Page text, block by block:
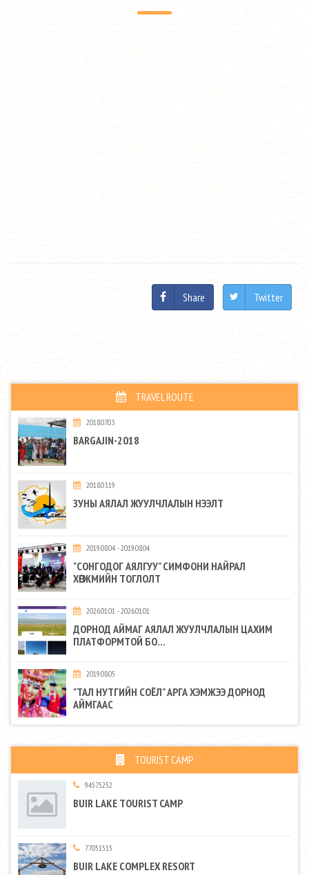
Share Twitter
TRAVEL ROUTE
2018.07.03
BARGAJIN-2018
2018.03.19
ЗУНЫ АЯЛАЛ ЖУУЛЧЛАЛЫН НЭЭЛТ
2019.08.04 - 2019.08.04
"СОНГОДОГ АЯЛГУУ" СИМФОНИ НАЙРАЛ
ХӨГЖМИЙН ТОГЛОЛТ
2026.01.01 - 2026.01.01
ДОРНОД АЙМАГ АЯЛАЛ ЖУУЛЧЛАЛЫН ЦАХИМ
ПЛАТФОРМТОЙ БО...
2019.08.05
"ТАЛ НУТГИЙН СОЁЛ" АРГА ХЭМЖЭЭ ДОРНОД
АЙМГААС
TOURIST CAMP
94575252
BUIR LAKE TOURIST CAMP
77051515
BUIR LAKE COMPLEX RESORT